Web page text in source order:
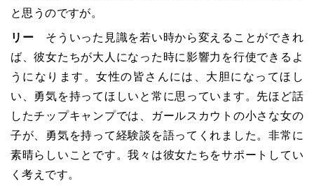
と思うのですが。
リー そういった見識を若い時から変えることができれ
ば、彼女たちが大人になった時に影響力を行使できるよ
うになります。女性の皆さんには、大胆になってほし
い、勇気を持ってほしいと常に思っています。先ほど話
したチップキャンプでは、ガールスカウトの小さな女の
子が、勇気を持って経験談を語ってくれました。非常に
素晴らしいことです。我々は彼女たちをサポートしてい
く考えです。